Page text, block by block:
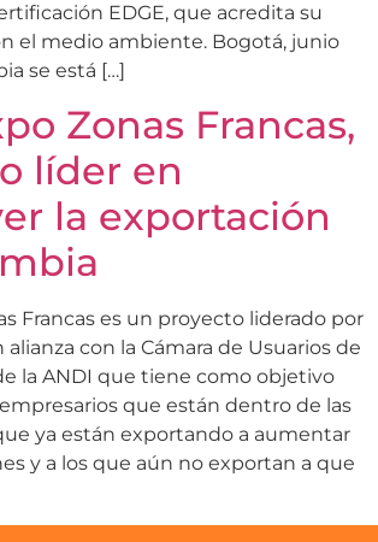
EDGE, que acredita su
el medio ambiente. Bogotá, junio
se está […]
Zonas Francas,
líder en
la exportación
Francas es un proyecto liderado por
con la Cámara de Usuarios de
la ANDI que tiene como objetivo
que están dentro de las
ya están exportando a aumentar
y a los que aún no exportan a que